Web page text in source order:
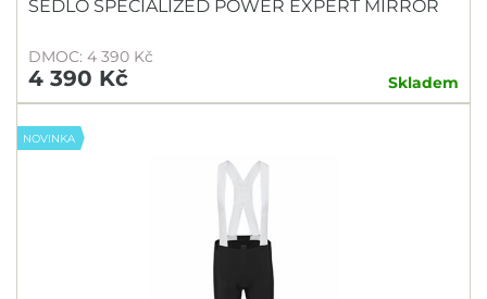
SEDLO SPECIALIZED POWER EXPERT MIRROR
DMOC: 4 390 Kč
4 390 Kč Skladem
NOVINKA